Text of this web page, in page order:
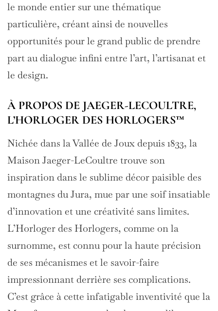
le monde entier sur une thématique
particulière, créant ainsi de nouvelles
opportunités pour le grand public de prendre
part au dialogue infini entre l’art, l’artisanat et
le design.
À PROPOS DE JAEGER-LECOULTRE,
L’HORLOGER DES HORLOGERS™
Nichée dans la Vallée de Joux depuis 1833, la
Maison Jaeger-LeCoultre trouve son
inspiration dans le sublime décor paisible des
montagnes du Jura, mue par une soif insatiable
d’innovation et une créativité sans limites.
L’Horloger des Horlogers, comme on la
surnomme, est connu pour la haute précision
de ses mécanismes et le savoir-faire
impressionnant derrière ses complications.
C’est grâce à cette infatigable inventivité que la